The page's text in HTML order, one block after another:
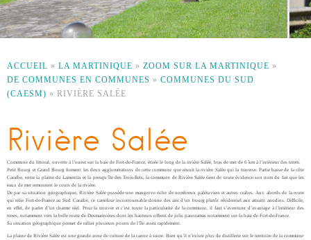
ACCUEIL » LA MARTINIQUE » ZOOM SUR LA MARTINIQUE »
DE COMMUNES EN COMMUNES » COMMUNES DU SUD
(CAESM) » RIVIÈRE SALÉE
Rivière Salée
Commune du littoral, ouverte à l’ouest sur la baie de Fort-de-France, étirée le long de la rivière Salée, bras de mer de 6 km à l’intérieur des terres.
Petit Bourg et Grand Bourg forment les deux agglomérations de cette commune que réunit la rivière Salée qui la traverse. Partie basse de la côte
Caraïbe, entre la plaine du Lamentin et la presqu’île des Trois-Ilets, la commune de Rivière Salée tient de toute évidence son nom du fait que les
eaux de mer remontent le cours de la rivière.
De par sa situation géographique, Rivière Salée possède une mangrove riche de nombreux palétuviers et autres crabes. Aux abords de la route
qui relie Fort-de-France au Sud Caraïbe, ce carrefour incontournable donne des airs d’un bourg plutôt résidentiel aux attraits anodins. Difficile,
en effet, de parler d’un charme réel. Pour la trouver et c’est toute la particularité de la commune, il faut s’aventurer d’avantage à l’intérieur des
terres, notamment vers la belle route de Desmarinières dont les hauteurs offrent de jolis panoramas notamment sur la baie de Fort-de-France.
Sa situation géographique permet de rallier plusieurs points de l’île assez rapidement.
La plaine de Rivière Salée est une grande zone de culture de la canne à sucre. Bien qu’il n’existe plus de distillerie sur le territoire de la commune